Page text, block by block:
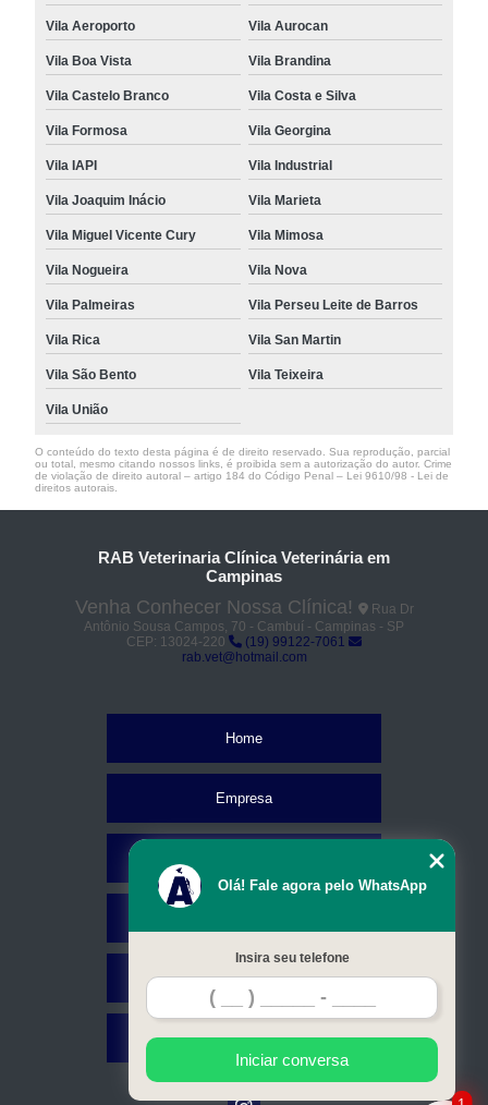
Vila Aeroporto Vila Aurocan
Vila Boa Vista Vila Brandina
Vila Castelo Branco Vila Costa e Silva
Vila Formosa Vila Georgina
Vila IAPI Vila Industrial
Vila Joaquim Inácio Vila Marieta
Vila Miguel Vicente Cury Vila Mimosa
Vila Nogueira Vila Nova
Vila Palmeiras Vila Perseu Leite de Barros
Vila Rica Vila San Martin
Vila São Bento Vila Teixeira
Vila União
O conteúdo do texto desta página é de direito reservado. Sua reprodução, parcial
ou total, mesmo citando nossos links, é proibida sem a autorização do autor. Crime
de violação de direito autoral – artigo 184 do Código Penal – Lei 9610/98 - Lei de
direitos autorais
RAB Veterinaria Clínica Veterinária em
Campinas
Venha Conhecer Nossa Clínica!
Rua Dr
Antônio Sousa Campos, 70 - Cambuí - Campinas - SP
CEP: 13024-220
(19) 99122-7061
rab.vet@hotmail.com
Home
Empresa
Contato
Mapa do site
Olá! Fale agora pelo WhatsApp
Insira seu telefone
Iniciar conversa